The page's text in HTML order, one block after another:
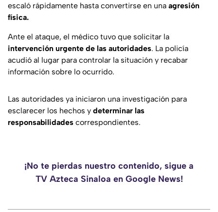
escaló rápidamente hasta convertirse en una agresión
física.
Ante el ataque, el médico tuvo que solicitar la
intervención urgente de las autoridades. La policía
acudió al lugar para controlar la situación y recabar
información sobre lo ocurrido.
Las autoridades ya iniciaron una investigación para
esclarecer los hechos y determinar las
responsabilidades correspondientes.
¡No te pierdas nuestro contenido, sigue a
TV Azteca Sinaloa en Google News!